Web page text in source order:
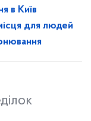
в Київ
для людей